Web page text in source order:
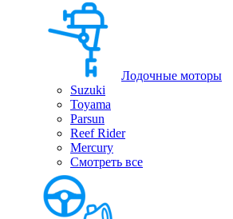
Лодочные моторы
Suzuki
Toyama
Parsun
Reef Rider
Mercury
Смотреть все